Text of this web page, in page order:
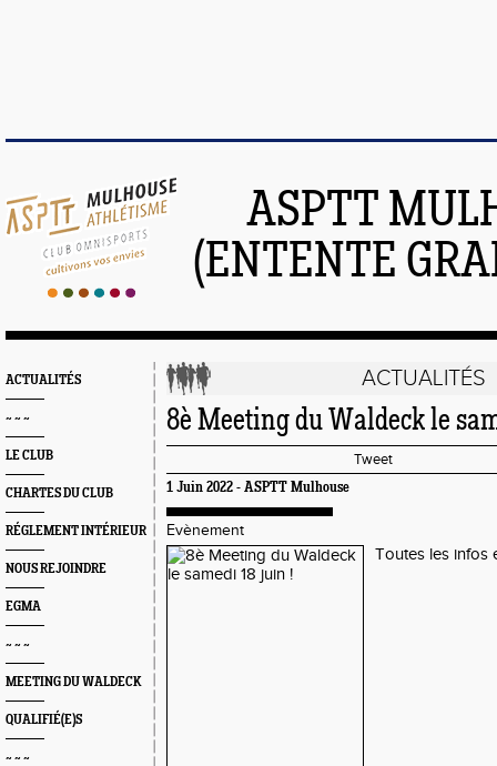
ASPTT
(ENTENTE
ACTUALITÉS
~ ~ ~
LE CLUB
CHARTES DU CLUB
RÉGLEMENT INTÉRIEUR
NOUS REJOINDRE
EGMA
~ ~ ~
MEETING DU WALDECK
QUALIFIÉ(E)S
~ ~ ~
ACTUALITÉS
8è Meeting du Waldeck le
Tweet
1 Juin 2022 - ASPTT Mulhouse
Evènement
Toutes les infos